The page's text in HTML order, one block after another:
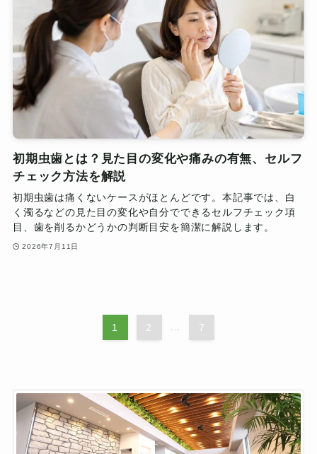
初期虫歯とは？見た目の変化や痛みの有無、セルフ
チェック方法を解説
初期虫歯は痛くないケースがほとんどです。本記事では、白
く濁るなどの見た目の変化や自分でできるセルフチェック項
目、歯を削るかどうかの判断目安を簡潔に解説します。
2026年7月11日
1 2 7